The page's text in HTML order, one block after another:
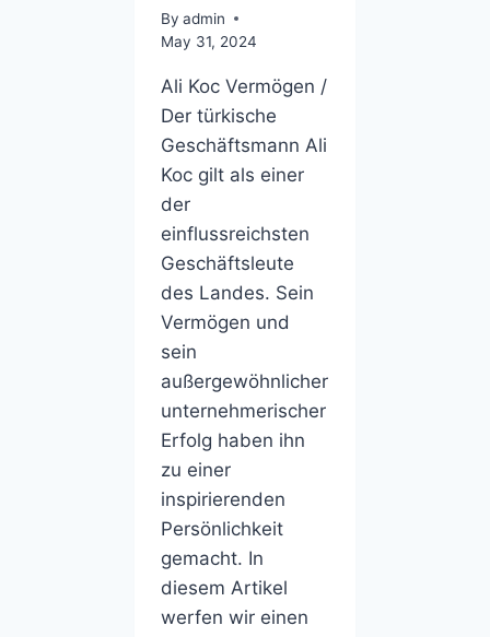
By admin
May 31, 2024
Ali Koc Vermögen /
Der türkische
Geschäftsmann Ali
Koc gilt als einer
der
einflussreichsten
Geschäftsleute
des Landes. Sein
Vermögen und
sein
außergewöhnlicher
unternehmerischer
Erfolg haben ihn
zu einer
inspirierenden
Persönlichkeit
gemacht. In
diesem Artikel
werfen wir einen